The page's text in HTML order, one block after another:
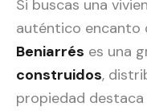
Si buscas una
auténtico encanto
Beniarrés es una
construidos,
propiedad